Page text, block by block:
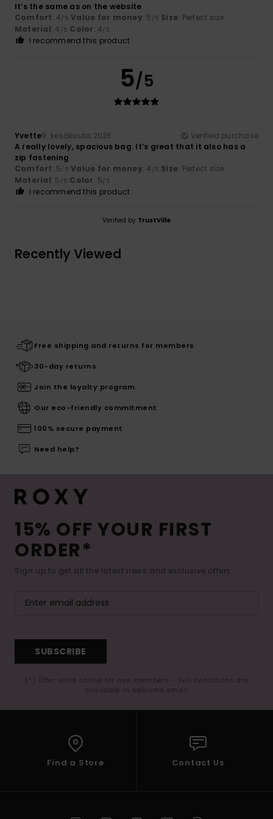
It’s the same as on the website
Comfort: 4/5 Value for money: 5 /5 Size: Perfect size
Material: 4 /5 Color: 4/5
I recommend this product
5/5
Yvette9. kesäkuuta 2026
Verified purchase
A really lovely, spacious bag. It’s great that it also has a
zip fastening
Comfort: 5/5 Value for money: 4 /5 Size: Perfect size
Material: 5 /5 Color: 5/5
I recommend this product
Verified by TrustVille
Recently Viewed
Free shipping and returns for members
30-day returns
Join the loyalty program
Our eco-friendly commitment
100% secure payment
Need help?
15% OFF YOUR FIRST
ORDER*
Sign up to get all the latest news and exclusive offers.
SUBSCRIBE
(*) Offer valid online for new members - Full conditions are
available in welcome email
Find a Store Contact Us